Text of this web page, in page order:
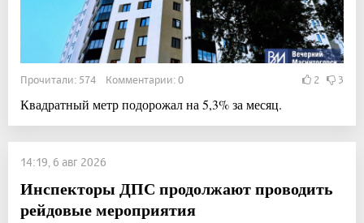
Прочитали: 574 Комментарии: 0 2 3
Квадратный метр подорожал на 5,3% за месяц.
14:19, 6 авг 2026
Инспекторы ДПС продолжают проводить
рейдовые мероприятия